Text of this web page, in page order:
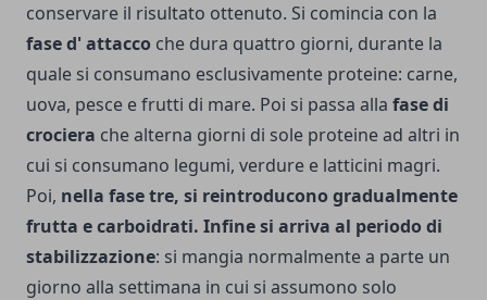
conservare il risultato ottenuto. Si comincia con la
fase d' attacco che dura quattro giorni, durante la
quale si consumano esclusivamente proteine: carne,
uova, pesce e frutti di mare. Poi si passa alla fase di
crociera che alterna giorni di sole proteine ad altri in
cui si consumano legumi, verdure e latticini magri.
Poi, nella fase tre, si reintroducono gradualmente
frutta e carboidrati. Infine si arriva al periodo di
stabilizzazione: si mangia normalmente a parte un
giorno alla settimana in cui si assumono solo